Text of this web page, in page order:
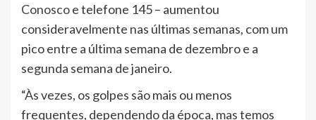
Conoscoe telefone 145 – aumentou
consideravelmente nas últimas semanas, com um
pico entre a última semana de dezembro e a
segunda semana de janeiro.
“Às vezes, os golpes são mais ou menos
frequentes, dependendo da época, mas temos